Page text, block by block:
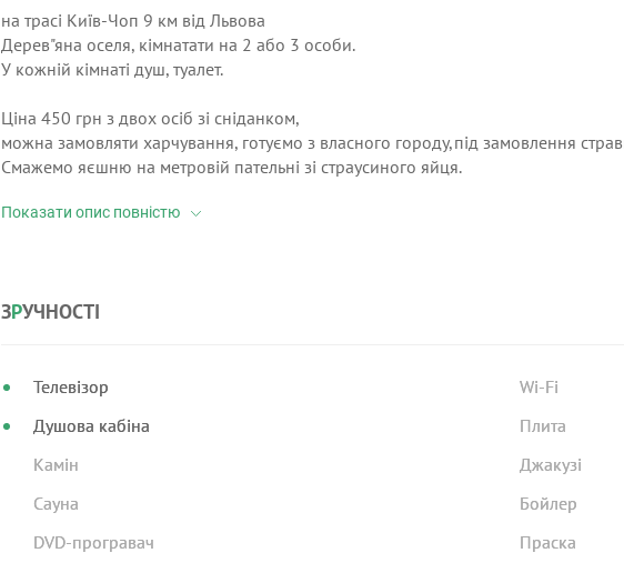
на трасі Київ-Чоп 9 км від Львова
Дерев"яна оселя, кімнатати на 2 або 3 особи.
У кожній кімнаті душ, туалет.
Ціна 450 грн з двох осіб зі сніданком,
можна замовляти харчування, готуємо з власного городу,під замовлення
Смажемо яєшню на метровій пательні зі страусиного яйця.
ЗРУЧНОСТІ
Телевізор
Душова кабіна
Камін
Сауна
DVD-програвач
Wi-Fi
Плита
Джакузі
Бойлер
Праска